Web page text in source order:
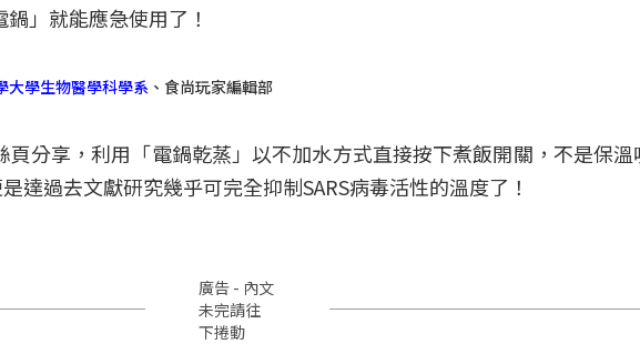
」就能應急使用了！
大學生物醫學科學系 、食尚玩家編輯部
分享，利用「電鍋乾蒸」以不加水方式直接按下煮飯開關，不是保
達過去文獻研究幾乎可完全抑制SARS病毒活性的溫度了！
廣告 - 內文
未完請往
下捲動